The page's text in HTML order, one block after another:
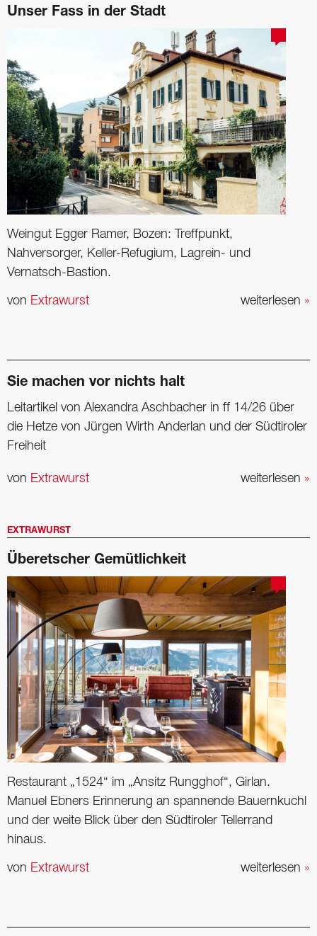
Unser Fass in der Stadt
Weingut Egger Ramer, Bozen: Treffpunkt,
Nahversorger, Keller-Refugium, Lagrein- und
Vernatsch-Bastion.
weiterlesen »
von Extrawurst
Sie machen vor nichts halt
Leitartikel von Alexandra Aschbacher in ff 14/26 über
die Hetze von Jürgen Wirth Anderlan und der Südtiroler
Freiheit
weiterlesen »
von Extrawurst
EXTRAWURST
Überetscher Gemütlichkeit
Restaurant „1524“ im „Ansitz Rungghof“, Girlan.
Manuel Ebners Erinnerung an spannende Bauernkuchl
und der weite Blick über den Südtiroler Tellerrand
hinaus.
weiterlesen »
von Extrawurst